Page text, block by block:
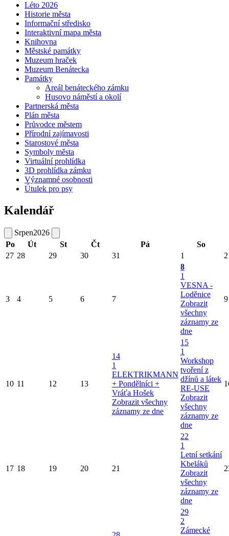
Léto 2026
Historie města
Informační středisko
Interaktivní mapa města
Knihovna
Městské památky
Muzeum hraček
Muzeum Benátecka
Památky
Areál benáteckého zámku
Husovo náměstí a okolí
Partnerská města
Plán města
Průvodce městem
Přírodní zajímavosti
Starostové města
Symboly města
Virtuální prohlídka
3D prohlídka zámku
Významné osobnosti
Útulek pro psy
Kalendář
Srpen2026
Po
Út St Čt Pá
So
27 28 29 30 31 1 2
3 4 5 6 7
8
1
VESNA -
Loděnice
Zobrazit
všechny
záznamy ze
dne
9
10 11 12 13
14
1
ELEKTRIKMANN
+ Pondělníci +
Vráťa Hošek
Zobrazit všechny
záznamy ze dne
15
1
Workshop
tvoření z
džínů a látek
RE-USE
Zobrazit
všechny
záznamy ze
dne
17 18 19 20 21
22
1
Letní setkání
Kbeláků
Zobrazit
všechny
záznamy ze
dne
29
2
Zámecké